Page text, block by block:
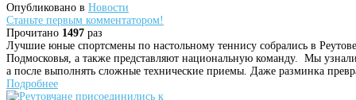
Опубликовано в Новости
Станьте первым комментатором!
Прочитано 1497 раз
Лучшие юные спортсмены по настольному теннису собрались в
Подмосковья, а также представляют национальную команду. Мы
а после выполнять сложные технические приемы. Даже разминка
Подробнее